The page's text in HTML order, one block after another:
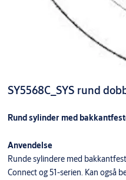
SY5568C_SYS rund
Rund sylinder med
Anvendelse
Runde sylindere med
Connect og 51-serien. Kan også